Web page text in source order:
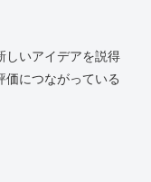
しいアイデアを説得
価につながっている